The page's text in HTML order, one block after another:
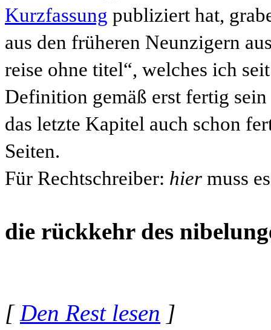
Kurzfassung publiziert hat,
aus den früheren Neunzigern
reise ohne titel“, welches ich
Definition gemäß erst fertig
das letzte Kapitel auch schon
Seiten.
Für Rechtschreiber: hier muss
die rückkehr des
[Den Rest lesen ]